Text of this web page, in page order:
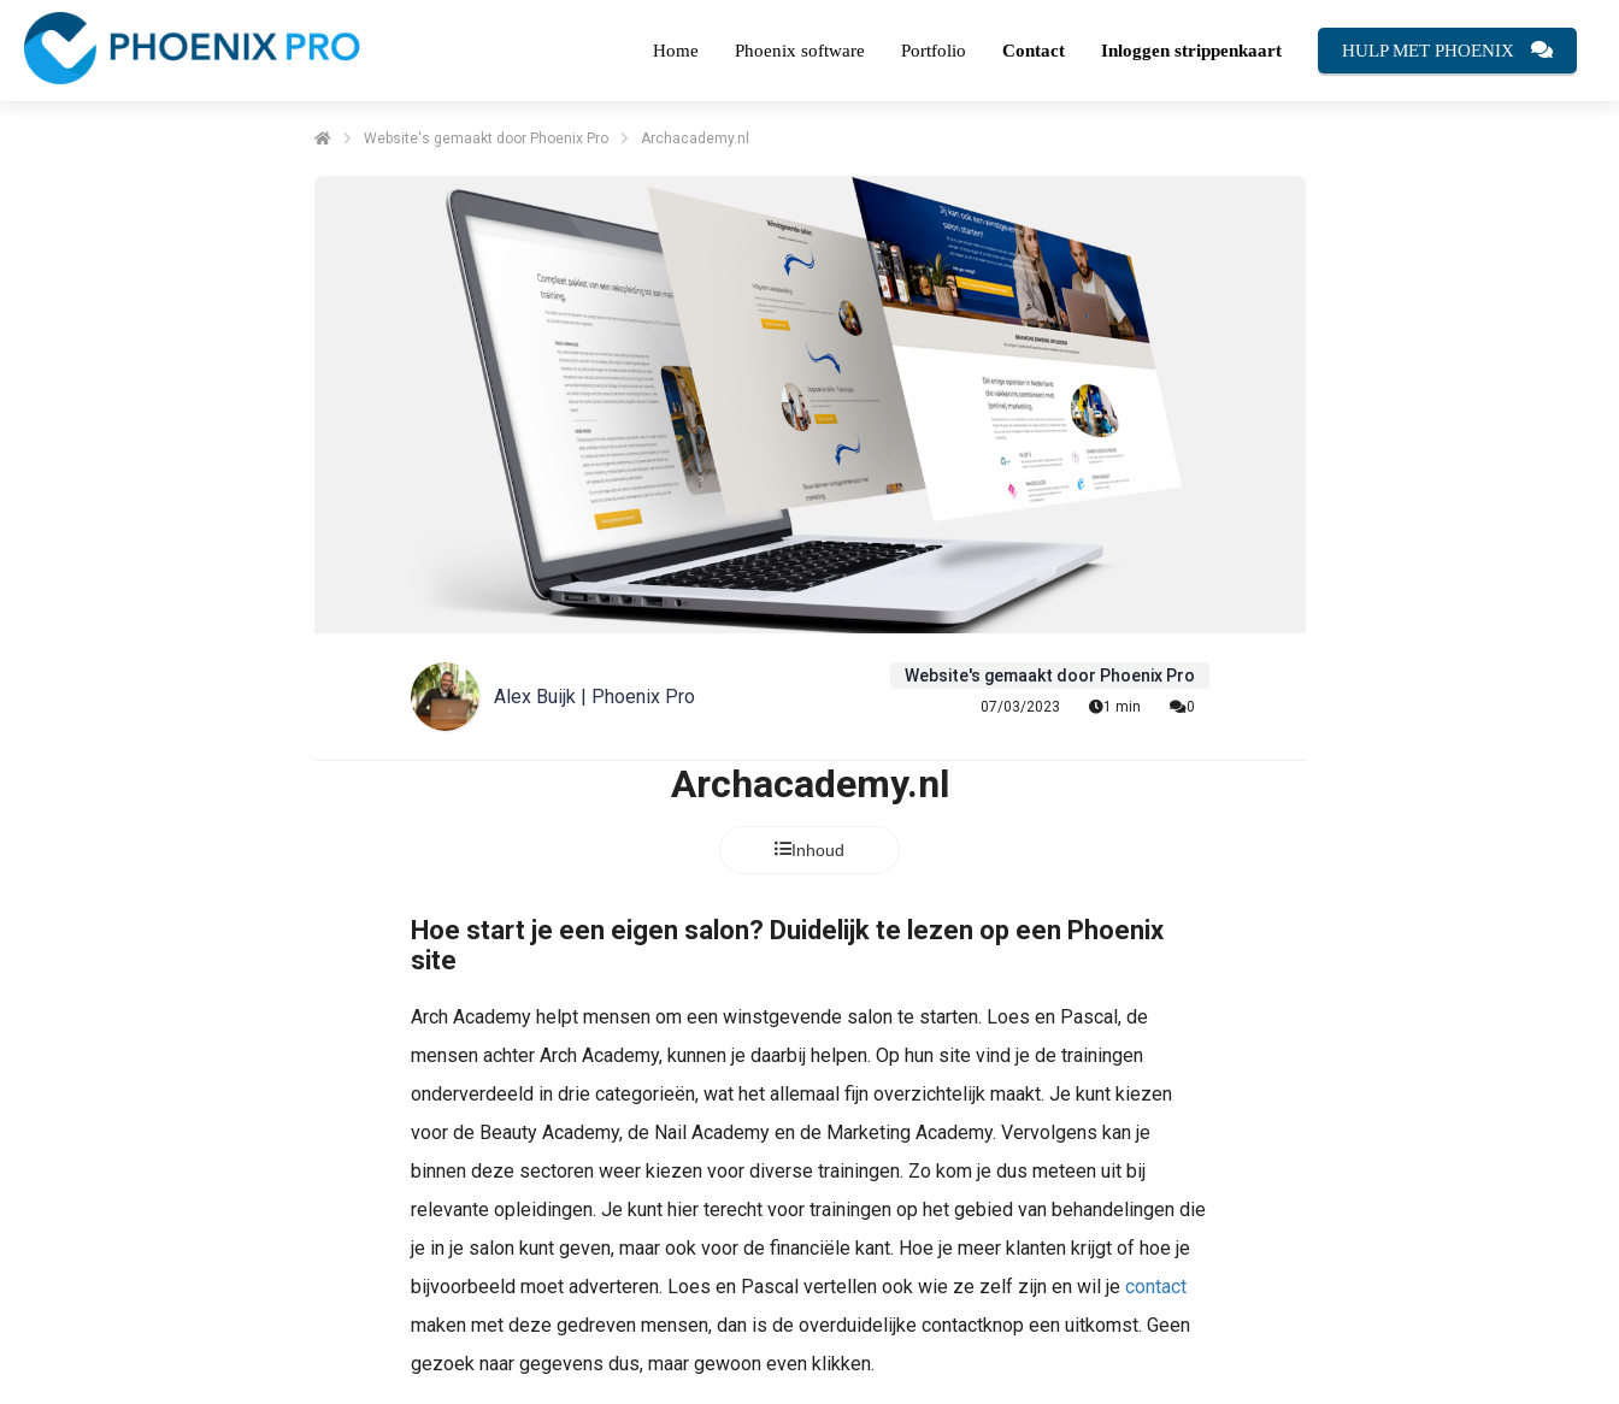
Home Phoenix software Portfolio Contact Inloggen strippenkaart HULP MET PHOENIX
Website's gemaakt door Phoenix Pro Archacademy.nl
Alex Buijk | Phoenix Pro
Website's gemaakt door Phoenix Pro
07/03/2023 1 min 0
Archacademy.nl
Inhoud
Hoe start je een eigen salon? Duidelijk te lezen op een Phoenix
site
Arch Academy helpt mensen om een winstgevende salon te starten. Loes en Pascal, de
mensen achter Arch Academy, kunnen je daarbij helpen. Op hun site vind je de trainingen
onderverdeeld in drie categorieën, wat het allemaal fijn overzichtelijk maakt. Je kunt kiezen
voor de Beauty Academy, de Nail Academy en de Marketing Academy. Vervolgens kan je
binnen deze sectoren weer kiezen voor diverse trainingen. Zo kom je dus meteen uit bij
relevante opleidingen. Je kunt hier terecht voor trainingen op het gebied van behandelingen die
je in je salon kunt geven, maar ook voor de financiële kant. Hoe je meer klanten krijgt of hoe je
bijvoorbeeld moet adverteren. Loes en Pascal vertellen ook wie ze zelf zijn en wil je contact
maken met deze gedreven mensen, dan is de overduidelijke contactknop een uitkomst. Geen
gezoek naar gegevens dus, maar gewoon even klikken.